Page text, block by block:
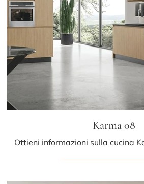
Karma 08